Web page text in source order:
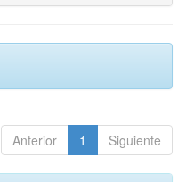
Anterior 1 Siguiente